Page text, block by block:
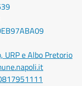
URP e Albo Pretorio